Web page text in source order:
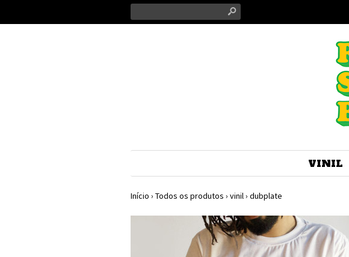
s
VINIL
Início › Todos os produtos › vinil› dubplate